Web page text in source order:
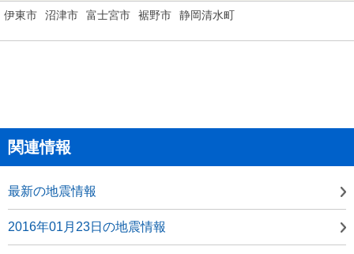
伊東市 沼津市 富士宮市 裾野市 静岡清水町
関連情報
最新の地震情報
2016年01月23日の地震情報